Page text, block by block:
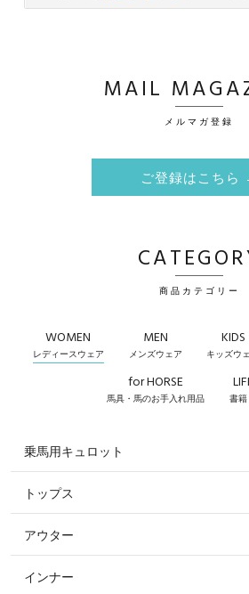
MAIL
メルマガ登録
ご登録はこちら
商品カテゴリー
WOMEN
レディースウェア
MEN
メンズウェア
KIDS
キッズウ
for HORSE
馬具・馬のお手入れ用品 書籍
乗馬用キュロット
すべてのキュロット
フルグリップ・尻革 キュロット
ニーグリップ・膝革 キュロット
トップス
すべてのトップス
ポロシャツ
アウター
すべてのアウター
インナー